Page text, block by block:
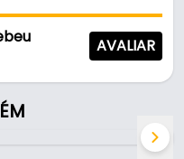
AVALIAR